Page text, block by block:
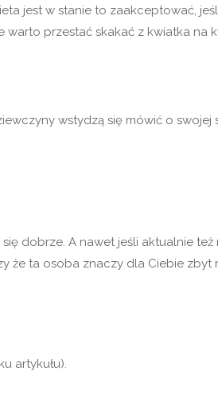
jest w stanie to zaakceptować,
przestać skakać z kwiatka na
wstydzą się mówić o swojej
dobrze. A nawet jeśli aktualnie
że ta osoba znaczy dla Ciebie zbyt
artykułu).